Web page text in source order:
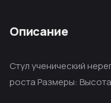
Описание
Стул ученический
роста Размеры: